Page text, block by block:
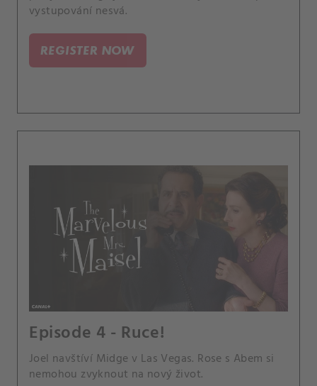
vystupování nesvá.
REGISTER NOW
Episode 4 - Ruce!
Joel navštíví Midge v Las Vegas. Rose s Abem si
nemohou zvyknout na nový život.